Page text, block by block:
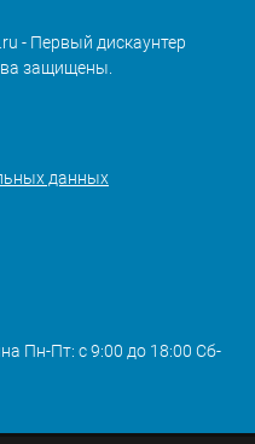
- Первый дискаунтер
защищены.
данных
Пн-Пт: с 9:00 до 18:00 Сб-